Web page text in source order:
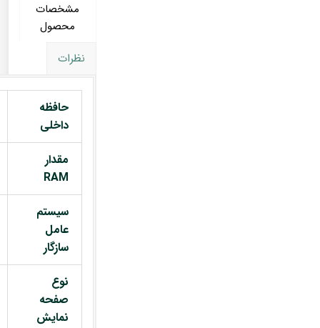
مشخصات
محصول
نظرات
حافظه
داخلی
مقدار
RAM
سیستم
عامل
سازگار
نوع
صفحه
نمایش